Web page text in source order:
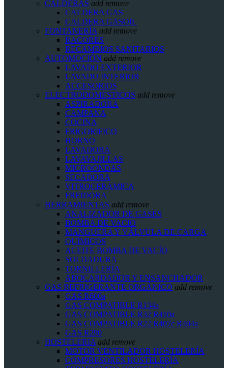
CALDERAS add remove
CALDERA GAS
CALDERA GASOIL
FONTANERÍA add remove
RACORES
RECAMBIOS SANITARIOS
AUTOMOCIÓN add remove
LAVADO EXTERIOR
LAVADO INTERIOR
ACCESORIOS
ELECTRODOMESTICOS add remove
ASPIRADORA
CAMPANA
COCINA
FRIGORIFICO
HORNO
LAVADORA
LAVAVAJILLAS
MICROONDAS
SECADORA
VITROCERAMICA
FREIDORA
HERRAMIENTAS add remove
ANALIZADOR DE GASES
BOMBA DE VACIO
MANGUERA Y VÁLVULA DE CARGA
QUÍMICOS
ACEITE BOMBA DE VACÍO
SOLDADURA
TORNILLERÍA
ABOCARDADOR Y ENSANCHADOR
GAS REFRIGERANTE ORGÁNICO add remove
GAS R600a
GAS COMPATIBLE R134a
GAS COMPATIBLE R32 R410a
GAS COMPATIBLE R22 R407c R404a
GAS R290
HOSTELERIA add remove
MOTOR VENTILADOR HOSTELERÍA
COMPRESORES HOSTELERÍA